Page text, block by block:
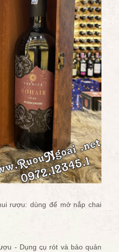
rượu: dùng để mở nắp chai
- Dụng cụ rót và bảo quản